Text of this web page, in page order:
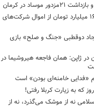
موساد در کرمان
تهاتر ۱۶۷۳ میلیارد تومان از اموال شرکت‌های
دوقطبی «جنگ و صلح‌» بازی
در ژاپن: همان فاجعه هیروشیما در
«فدایی خامنه‌ای بودن» است
که به زیارت کربلا رفتی!
نه از موشک می‌گذرد، نه از